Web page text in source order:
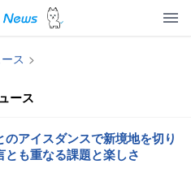
ス >
ース
アイスダンスで新境地を切り
も重なる課題と楽しさ